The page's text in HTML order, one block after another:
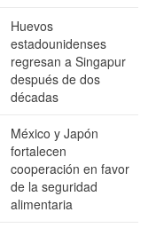
Huevos
estadounidenses
regresan a Singapur
después de dos
décadas
México y Japón
fortalecen
cooperación en favor
de la seguridad
alimentaria